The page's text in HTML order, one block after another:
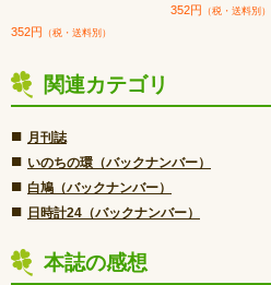
352円 （税・送料別）
352円 （税・送料別）
関連カテゴリ
■ 月刊誌
■ いのちの環（バックナンバー）
■ 白鳩（バックナンバー）
■ 日時計24（バックナンバー）
本誌の感想